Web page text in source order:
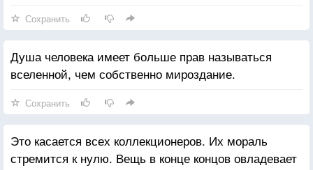
Сохранить
Душа человека имеет больше прав называться
вселенной, чем собственно мироздание.
Сохранить
Это касается всех коллекционеров. Их мораль
стремится к нулю. Вещь в конце концов овладевает